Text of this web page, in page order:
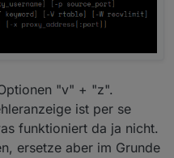
"v" + "z".
ist per se
funktioniert da ja nicht.
ersetze aber im Grunde